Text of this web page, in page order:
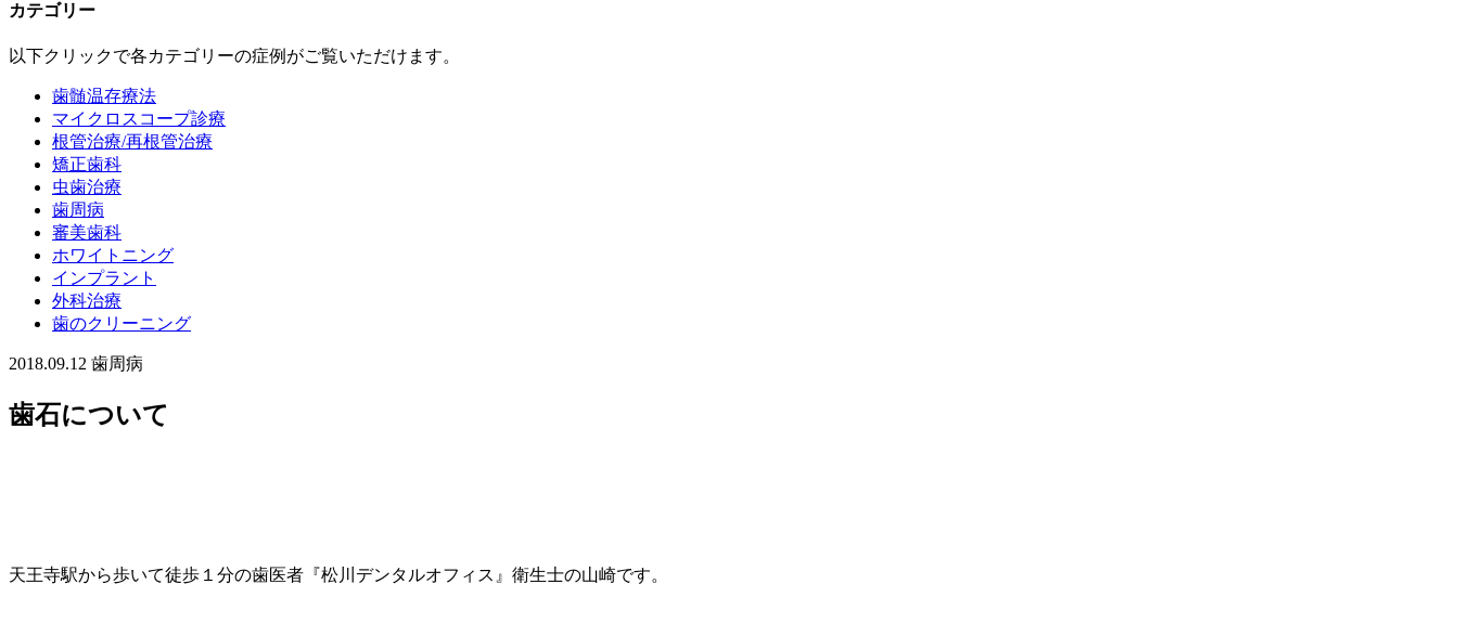
カテゴリー
以下クリックで各カテゴリーの症例がご覧いただけます。
歯髄温存療法
マイクロスコープ診療
根管治療/再根管治療
矯正歯科
虫歯治療
歯周病
審美歯科
ホワイトニング
インプラント
外科治療
歯のクリーニング
2018.09.12 歯周病
歯石について
天王寺駅から歩いて徒歩１分の歯医者『松川デンタルオフィス』衛生士の山崎です。